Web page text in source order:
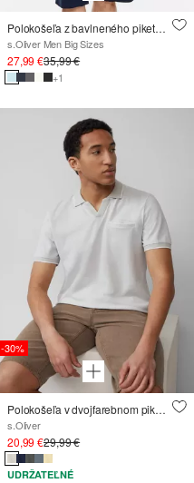
Polokošeľa z bavlneného piketu s kontrastnými detailmi
s.Oliver Men Big Sizes
27,99 €35,99 €
+1
-30%
Polokošeľa v dvojfarebnom piké s náprsným vreckom
s.Oliver
20,99 €29,99 €
UDRŽATEĽNÉ